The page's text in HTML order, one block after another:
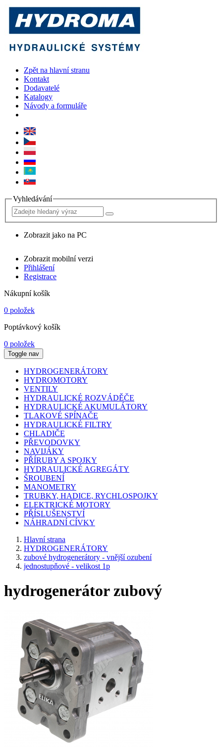
Zpět na hlavní stranu
Kontakt
Dodavatelé
Katalogy
Návody a formuláře
Vyhledávání
Zobrazit jako na PC
Zobrazit mobilní verzi
Přihlášení
Registrace
Nákupní košík
0 položek
Poptávkový košík
0 položek
Toggle nav
HYDROGENERÁTORY
HYDROMOTORY
VENTILY
HYDRAULICKÉ ROZVÁDĚČE
HYDRAULICKÉ AKUMULÁTORY
TLAKOVÉ SPÍNAČE
HYDRAULICKÉ FILTRY
CHLADIČE
PŘEVODOVKY
NAVIJÁKY
PŘÍRUBY A SPOJKY
HYDRAULICKÉ AGREGÁTY
ŠROUBENÍ
MANOMETRY
TRUBKY, HADICE, RYCHLOSPOJKY
ELEKTRICKÉ MOTORY
PŘÍSLUŠENSTVÍ
NÁHRADNÍ CÍVKY
Hlavní strana
HYDROGENERÁTORY
zubové hydrogenerátory - vnější ozubení
jednostupňové - velikost 1p
hydrogenerátor zubový